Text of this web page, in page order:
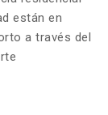
están en
a través del